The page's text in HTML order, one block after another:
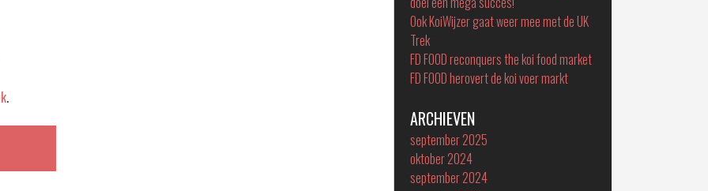
.
Ook KoiWijzer gaat weer mee met de UK
Trek
FD FOOD reconquers the koi food market
FD FOOD herovert de koi voer markt
ARCHIEVEN
september 2025
oktober 2024
september 2024